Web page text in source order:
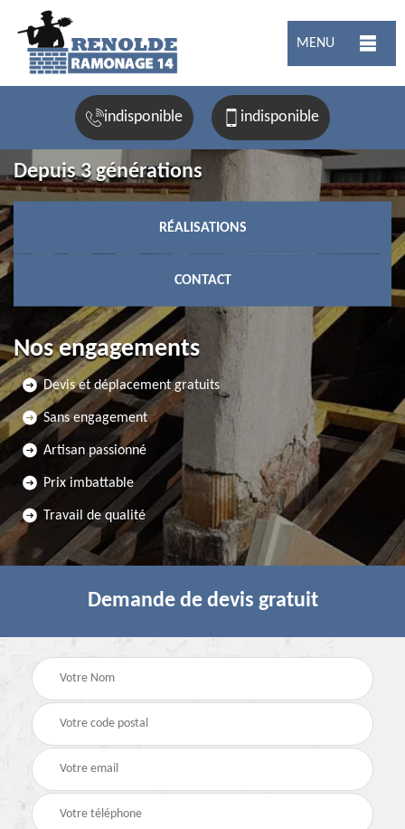
MENU
indisponible indisponible
Depuis 3 générations
RÉALISATIONS
CONTACT
Nos engagements
Devis et déplacement gratuits
Sans engagement
Artisan passionné
Prix imbattable
Travail de qualité
Demande de devis gratuit